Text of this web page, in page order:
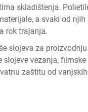
skladištenja.
a svaki od
rok trajanja.
slojeva za
vezanja,
zaštitu od